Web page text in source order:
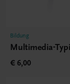
Bildung
Multimedia-
€ 6,00